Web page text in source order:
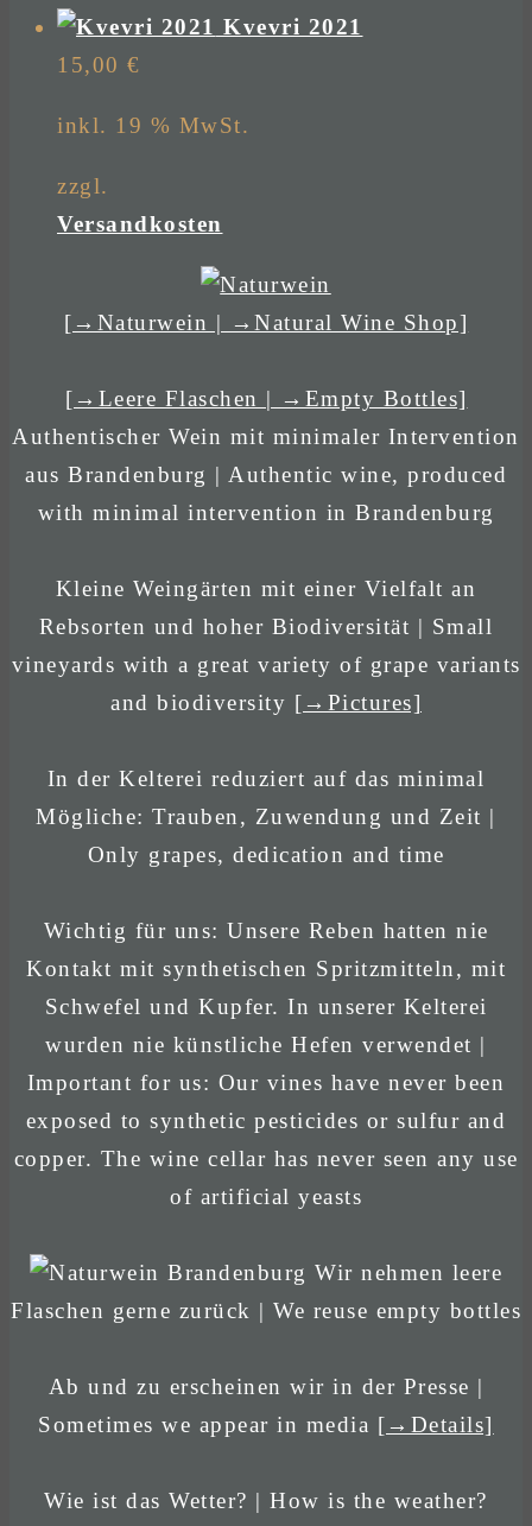
Kvevri 2021
15,00 €
inkl. 19 % MwSt.
zzgl.
Versandkosten
[→Naturwein | →Natural Wine Shop]
[→Leere Flaschen | →Empty Bottles]
Authentischer Wein mit minimaler Intervention
aus Brandenburg | Authentic wine, produced
with minimal intervention in Brandenburg
Kleine Weingärten mit einer Vielfalt an
Rebsorten und hoher Biodiversität | Small
vineyards with a great variety of grape variants
and biodiversity [→Pictures]
In der Kelterei reduziert auf das minimal
Mögliche: Trauben, Zuwendung und Zeit |
Only grapes, dedication and time
Wichtig für uns: Unsere Reben hatten nie
Kontakt mit synthetischen Spritzmitteln, mit
Schwefel und Kupfer. In unserer Kelterei
wurden nie künstliche Hefen verwendet |
Important for us: Our vines have never been
exposed to synthetic pesticides or sulfur and
copper. The wine cellar has never seen any use
of artificial yeasts
Wir nehmen leere
Flaschen gerne zurück | We reuse empty bottles
Ab und zu erscheinen wir in der Presse |
Sometimes we appear in media [→Details]
Wie ist das Wetter? | How is the weather?